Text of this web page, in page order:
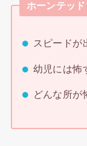
ホーンテッ
スピードが
幼児には怖
どんな所が